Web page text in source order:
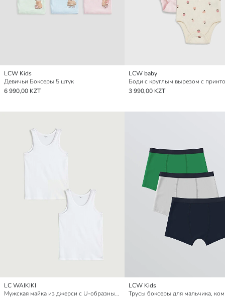
LCW Kids
Девичьи Боксеры 5 штук
6 990,00 KZT
LCW baby
3 990,00 KZT
LC WAIKIKI
Мужская майка из джерси с U-образным вырезом, упаковка из 2 штук
LCW Kids